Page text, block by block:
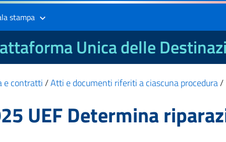
stampa
Unica delle
e contratti/Atti e documenti riferiti a ciascuna procedura/
UEF Determina